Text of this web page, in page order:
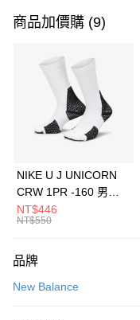
信用卡一次付款
3 期 0 利率 每期
合作金庫商業銀行
華南商業銀行
上海商業儲蓄銀行
元大商業銀行
台灣樂天信用卡公司
Apple Pay
全盈+PAY
AFTEE先享後付
【關於「AFTEE先享後付」】
便利好安心！
運送方式
商品加價購 (9)
NIKE U J UNICORN
CRW 1PR -160 男女
中統襪 FZ3393100
NT$446
NT$550
品牌
New Balance